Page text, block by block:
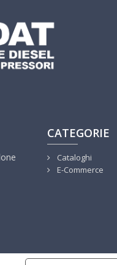
CATEGORIE
Cataloghi
E-Commerce